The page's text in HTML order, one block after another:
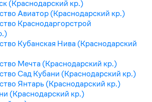
(Краснодарский кр.)
Авиатор (Краснодарский кр.)
Краснодаргорстрой
Кубанская Нива (Краснодарский
Мечта (Краснодарский кр.)
Сад Кубани (Краснодарский кр.)
Янтарь (Краснодарский кр.)
(Краснодарский кр.)